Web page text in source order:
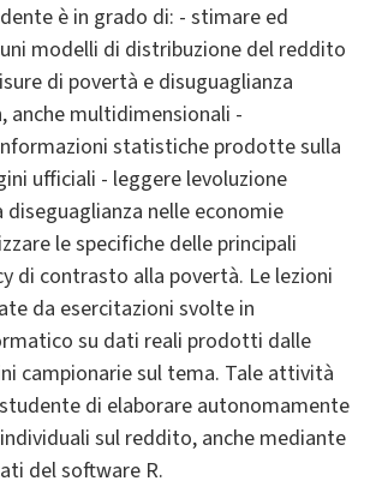
è in grado di: - stimare ed
modelli di distribuzione del reddito
di povertà e disuguaglianza
anche multidimensionali -
statistiche prodotte sulla
ufficiali - leggere levoluzione
nelle economie
le specifiche delle principali
di contrasto alla povertà. Le lezioni
da esercitazioni svolte in
su dati reali prodotti dalle
campionarie sul tema. Tale attività
di elaborare autonomamente
sul reddito, anche mediante
del software R.